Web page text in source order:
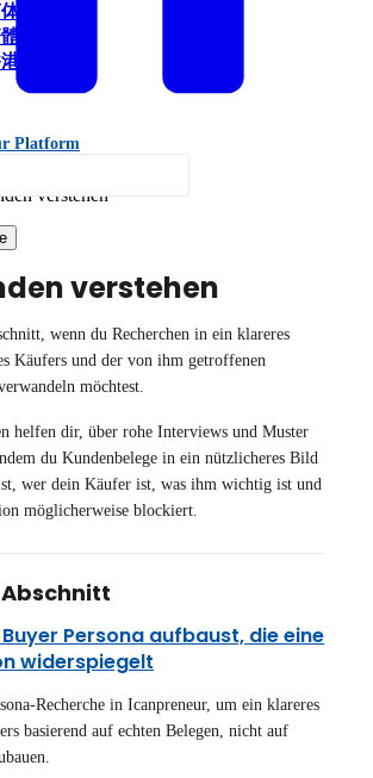
）
）
）
Platform
verstehen
verstehen
wenn du Recherchen in ein klareres
Käufers und der von ihm getroffenen
möchtest.
helfen dir, über rohe Interviews und Muster
du Kundenbelege in ein nützlicheres Bild
wer dein Käufer ist, was ihm wichtig ist und
möglicherweise blockiert.
Persona aufbaust, die eine
widerspiegelt
Recherche in Icanpreneur, um ein klareres
basierend auf echten Belegen, nicht auf